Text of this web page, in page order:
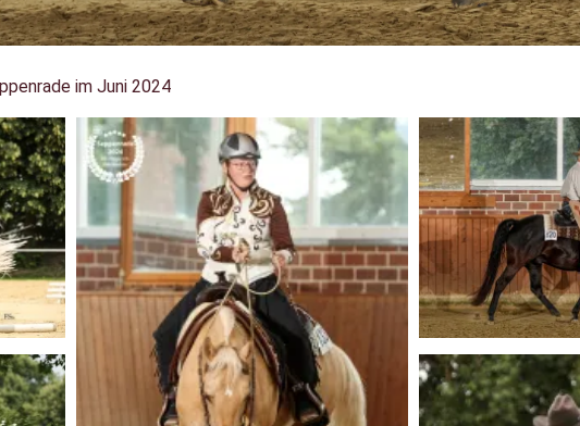
im Juni 2024